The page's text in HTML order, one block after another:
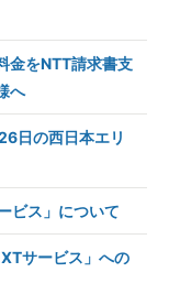
金をNTT請求書支
へ
日の西日本エリ
ビス」について
サービス」への